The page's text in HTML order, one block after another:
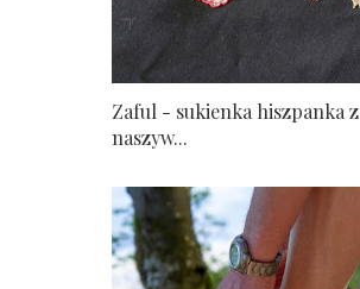
Zaful - sukienka hiszpanka z
naszyw...